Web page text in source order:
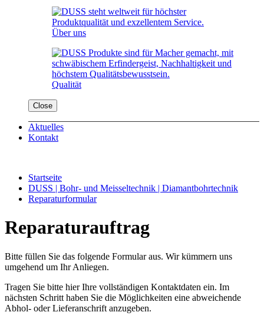
Über uns
Qualität
Close
Aktuelles
Kontakt
Startseite
DUSS | Bohr- und Meisseltechnik | Diamantbohrtechnik
Reparaturformular
Reparaturauftrag
Bitte füllen Sie das folgende Formular aus. Wir kümmern uns
umgehend um Ihr Anliegen.
Tragen Sie bitte hier Ihre vollständigen Kontaktdaten ein. Im
nächsten Schritt haben Sie die Möglichkeiten eine abweichende
Abhol- oder Lieferanschrift anzugeben.